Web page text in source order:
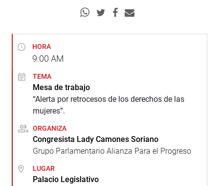
HORA
9:00 AM
TEMA
Mesa de trabajo
“Alerta por retrocesos de los derechos de las
mujeres”.
ORGANIZA
Congresista Lady Camones Soriano
Grupo Parlamentario Alianza Para el Progreso
LUGAR
Palacio Legislativo